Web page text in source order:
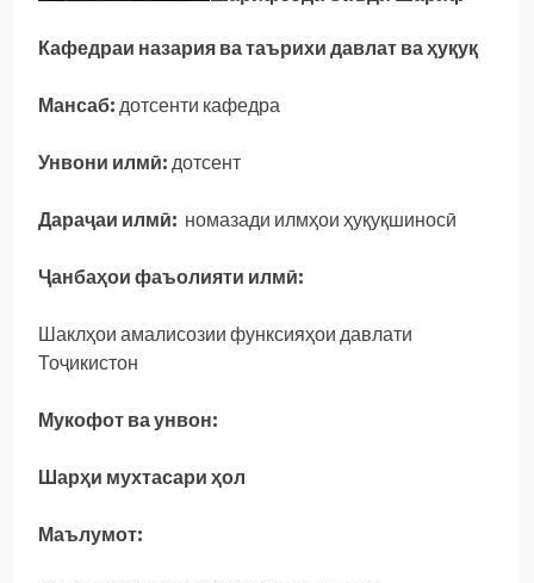
Кафедраи назария ва таърихи давлат ва ҳуқуқ
Мансаб: дотсенти кафедра
Унвони илмӣ: дотсент
Дараҷаи илмӣ: номазади илмҳои ҳуқуқшиносӣ
Ҷанбаҳои фаъолияти илмӣ:
Шаклҳои амалисозии функсияҳои давлати
Тоҷикистон
Мукофот ва унвон:
Шарҳи мухтасари ҳол
Маълумот: